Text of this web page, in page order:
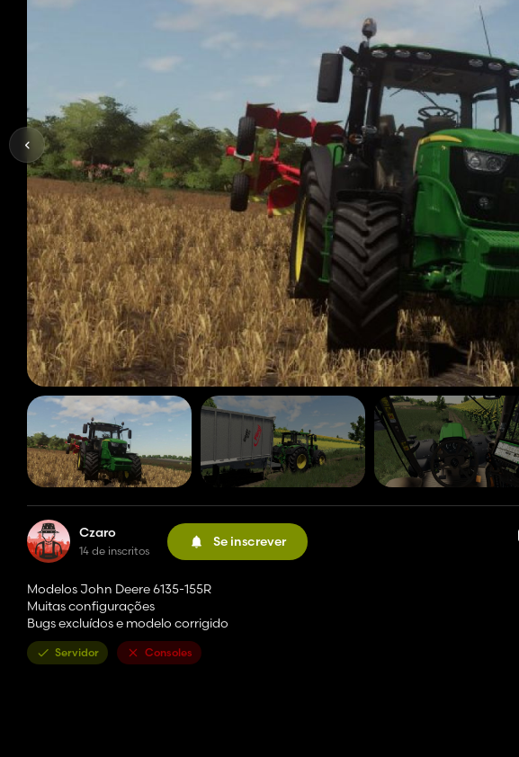
Czaro
14 de inscritos
Se inscrever
Modelos John Deere 6135-155R
Muitas configurações
Bugs excluídos e modelo corrigido
Servidor Consoles